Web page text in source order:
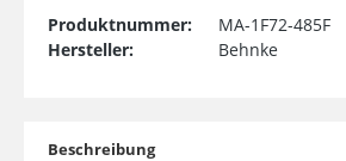
Produktnummer:
MA-1F72-485F
Hersteller:
Behnke
Beschreibung